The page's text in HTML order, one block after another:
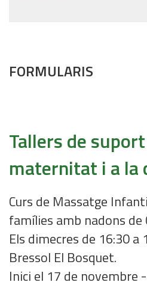
FORMULARIS
Tallers de
maternitat i a la
Curs de Massatge
famílies amb nadons de
Els dimecres de 16:30 a
Bressol El Bosquet.
Inici el 17 de novembre